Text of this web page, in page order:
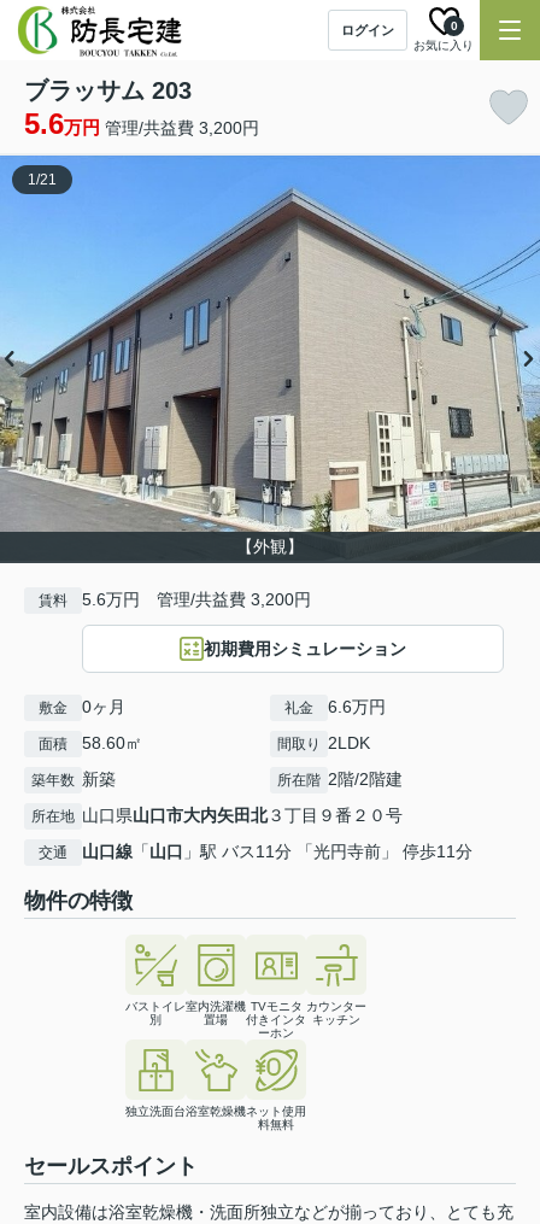
ログイン
お気に入り
0
ブラッサム 203
5.6万円 管理/共益費 3,200円
【外観】
1/21
賃料 5.6万円 管理/共益費 3,200円
初期費用シミュレーション
敷金 0ヶ月 礼金 6.6万円
面積 58.60㎡ 間取り 2LDK
築年数 新築 所在階 2階/2階建
所在地 山口県山口市大内矢田北３丁目９番２０号
交通 山口線 「山口 」駅 バス11分 「光円寺前」 停歩11分
物件の特徴
バストイレ
別
室内洗濯機
置場
TVモニタ
付きインタ
ーホン
カウンター
キッチン
独立洗面台浴室乾燥機ネット使用
料無料
セールスポイント
室内設備は浴室乾燥機・洗面所独立などが揃っており、とても充